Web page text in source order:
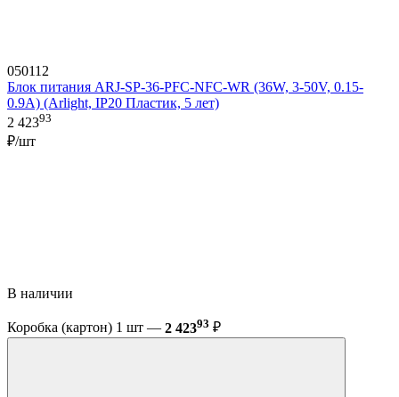
050112
Блок питания ARJ-SP-36-PFC-NFC-WR (36W, 3-50V, 0.15-
0.9A) (Arlight, IP20 Пластик, 5 лет)
2 42393
₽/шт
В наличии
Коробка (картон) 1 шт — 2 42393 ₽